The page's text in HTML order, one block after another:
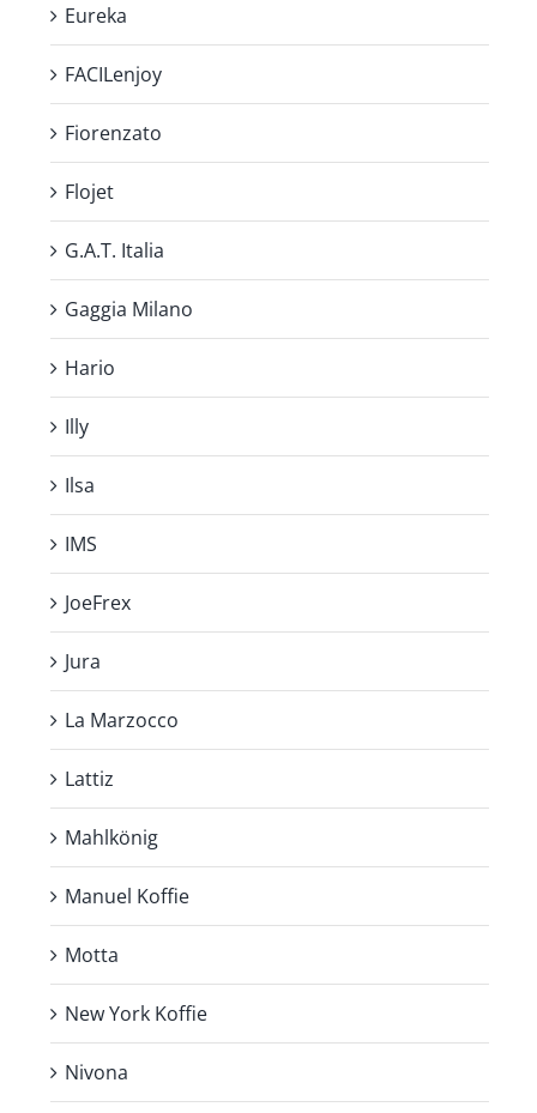
Eureka
FACILenjoy
Fiorenzato
Flojet
G.A.T. Italia
Gaggia Milano
Hario
Illy
Ilsa
IMS
JoeFrex
Jura
La Marzocco
Lattiz
Mahlkönig
Manuel Koffie
Motta
New York Koffie
Nivona